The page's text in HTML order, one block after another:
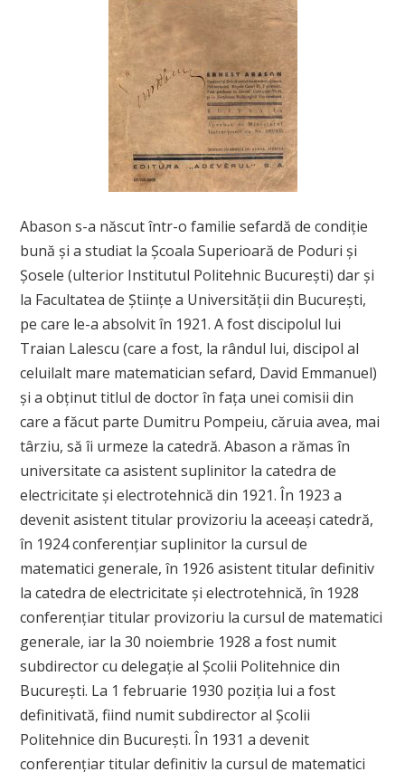
Abason s-a născut într-o familie sefardă de condiţie
bună şi a studiat la Şcoala Superioară de Poduri şi
Şosele (ulterior Institutul Politehnic Bucureşti) dar şi
la Facultatea de Ştiinţe a Universităţii din Bucureşti,
pe care le-a absolvit în 1921. A fost discipolul lui
Traian Lalescu (care a fost, la rândul lui, discipol al
celuilalt mare matematician sefard, David Emmanuel)
şi a obţinut titlul de doctor în faţa unei comisii din
care a făcut parte Dumitru Pompeiu, căruia avea, mai
târziu, să îi urmeze la catedră. Abason a rămas în
universitate ca asistent suplinitor la catedra de
electricitate şi electrotehnică din 1921. În 1923 a
devenit asistent titular provizoriu la aceeaşi catedră,
în 1924 conferenţiar suplinitor la cursul de
matematici generale, în 1926 asistent titular definitiv
la catedra de electricitate şi electrotehnică, în 1928
conferenţiar titular provizoriu la cursul de matematici
generale, iar la 30 noiembrie 1928 a fost numit
subdirector cu delegaţie al Şcolii Politehnice din
Bucureşti. La 1 februarie 1930 poziţia lui a fost
definitivată, fiind numit subdirector al Şcolii
Politehnice din Bucureşti. În 1931 a devenit
conferenţiar titular definitiv la cursul de matematici